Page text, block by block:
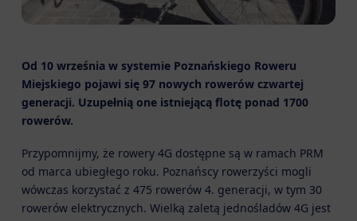
Od 10 września w systemie Poznańskiego Roweru
Miejskiego pojawi się 97 nowych rowerów czwartej
generacji. Uzupełnią one istniejącą flotę ponad 1700
rowerów.
Przypomnijmy, że rowery 4G dostępne są w ramach PRM
od marca ubiegłego roku. Poznańscy rowerzyści mogli
wówczas korzystać z 475 rowerów 4. generacji, w tym 30
rowerów elektrycznych. Wielką zaletą jednośladów 4G jest